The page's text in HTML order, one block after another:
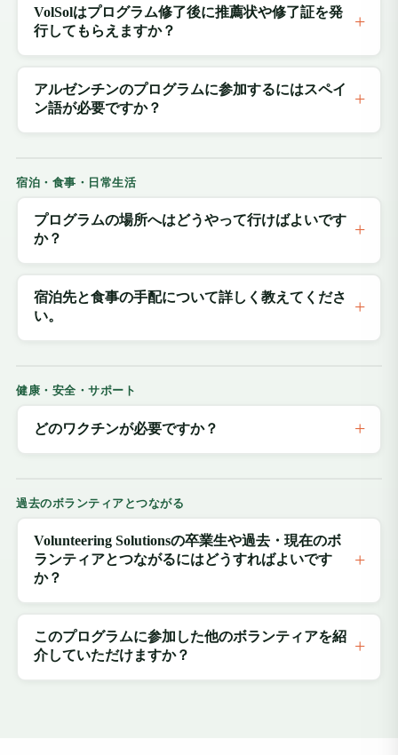
VolSolはプログラム修了後に推薦状や修了証を発
行してもらえますか？
アルゼンチンのプログラムに参加するにはスペイ
ン語が必要ですか？
宿泊・食事・日常生活
プログラムの場所へはどうやって行けばよいです
か？
宿泊先と食事の手配について詳しく教えてくださ
い。
健康・安全・サポート
どのワクチンが必要ですか？
過去のボランティアとつながる
Volunteering Solutionsの卒業生や過去・現在のボ
ランティアとつながるにはどうすればよいです
か？
このプログラムに参加した他のボランティアを紹
介していただけますか？